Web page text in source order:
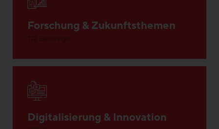
Forschung & Zukunftsthemen
Digitalisierung & Innovation